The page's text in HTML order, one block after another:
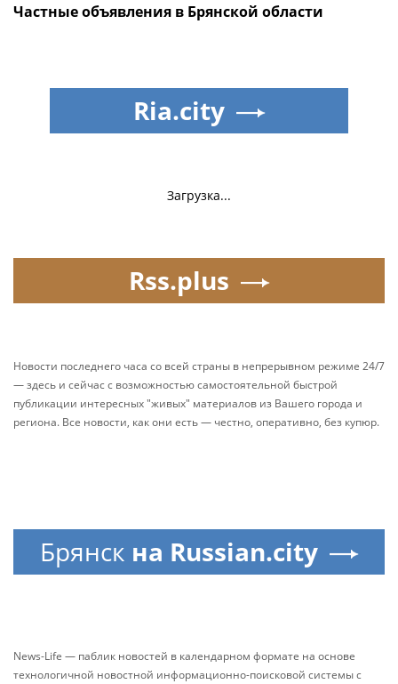
Частные объявления в Брянской области
Загрузка...
Ria.city
Rss.plus
Новости последнего часа со всей страны в непрерывном режиме 24/7
— здесь и сейчас с возможностью самостоятельной быстрой
публикации интересных "живых" материалов из Вашего города и
региона. Все новости, как они есть — честно, оперативно, без купюр.
Брянск на Russian.city
News-Life — паблик новостей в календарном формате на основе
технологичной новостной информационно-поисковой системы с